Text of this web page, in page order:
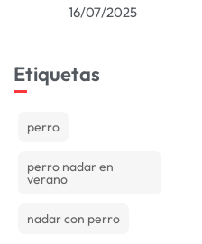
16/07/2025
Etiquetas
perro
perro nadar en
verano
nadar con perro